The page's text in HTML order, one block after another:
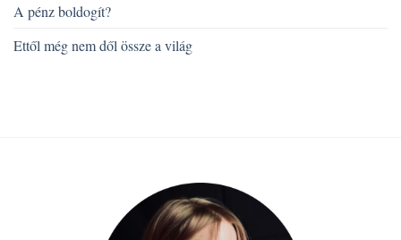
A pénz boldogít?
Ettől még nem dől össze a világ